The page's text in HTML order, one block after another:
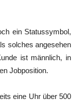
ein Statussymbol,
solches angesehen
ist männlich, in
Jobposition.
eine Uhr über 500